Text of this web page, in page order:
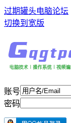
过期罐头电脑论坛
切换到宽版
账号
密码